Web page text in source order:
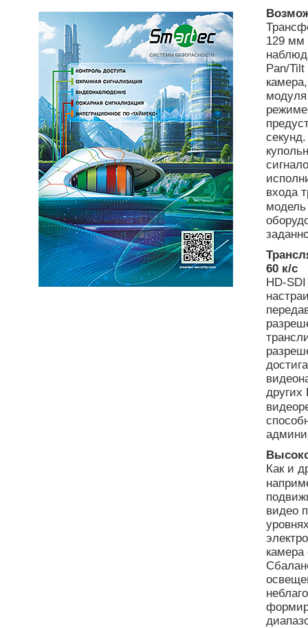
129 мм
Pan/
модуля
режиме
входа
60 к/с
HD-
других
Как и
видео
камера